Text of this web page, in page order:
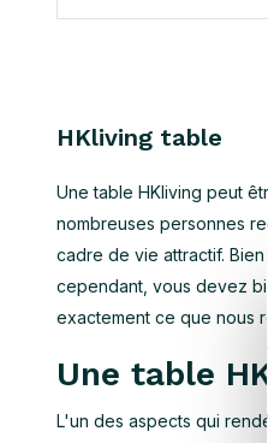
HKliving table
Une table HKliving peut
nombreuses personnes
cadre de vie attractif.
cependant, vous devez
exactement ce que nous
Une table
L'un des aspects qui